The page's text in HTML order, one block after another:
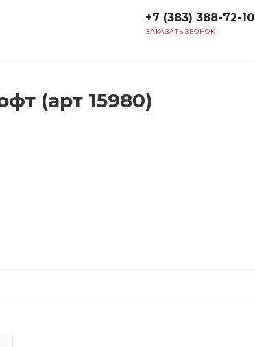
+7 (383) 388-72-10
ЗАКАЗАТЬ ЗВОНОК
(арт 15980)